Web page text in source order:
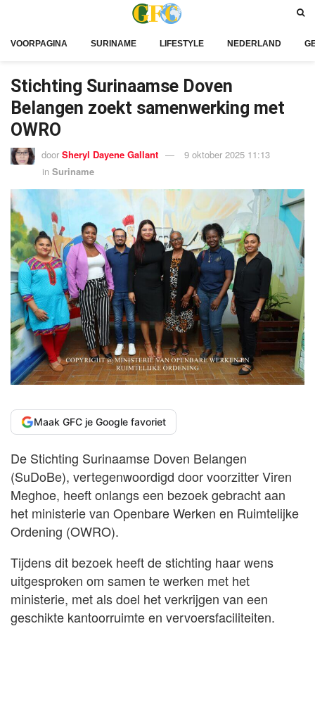
VOORPAGINA SURINAME LIFESTYLE NEDERLAND
Stichting Surinaamse Doven
Belangen zoekt samenwerking met
OWRO
door Sheryl Dayene Gallant
9 oktober 2025 11:13
in Suriname
Maak GFC je Google favoriet
De Stichting Surinaamse Doven Belangen
(SuDoBe), vertegenwoordigd door voorzitter Viren
Meghoe, heeft onlangs een bezoek gebracht aan
het ministerie van Openbare Werken en Ruimtelijke
Ordening (OWRO).
Tijdens dit bezoek heeft de stichting haar wens
uitgesproken om samen te werken met het
ministerie, met als doel het verkrijgen van een
geschikte kantoorruimte en vervoersfaciliteiten.